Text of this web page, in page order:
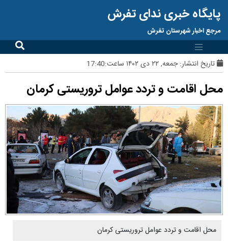
پایگاه خبری ندای تفرش
مرجع اخبار شهرستان تفرش
تاریخ انتشار:جمعه, ۲۲ دی ۱۴۰۲ ساعت:17:40
محل اقامت و تردد عوامل تروریستی کرمان
محل اقامت و تردد عوامل تروریستی کرمان